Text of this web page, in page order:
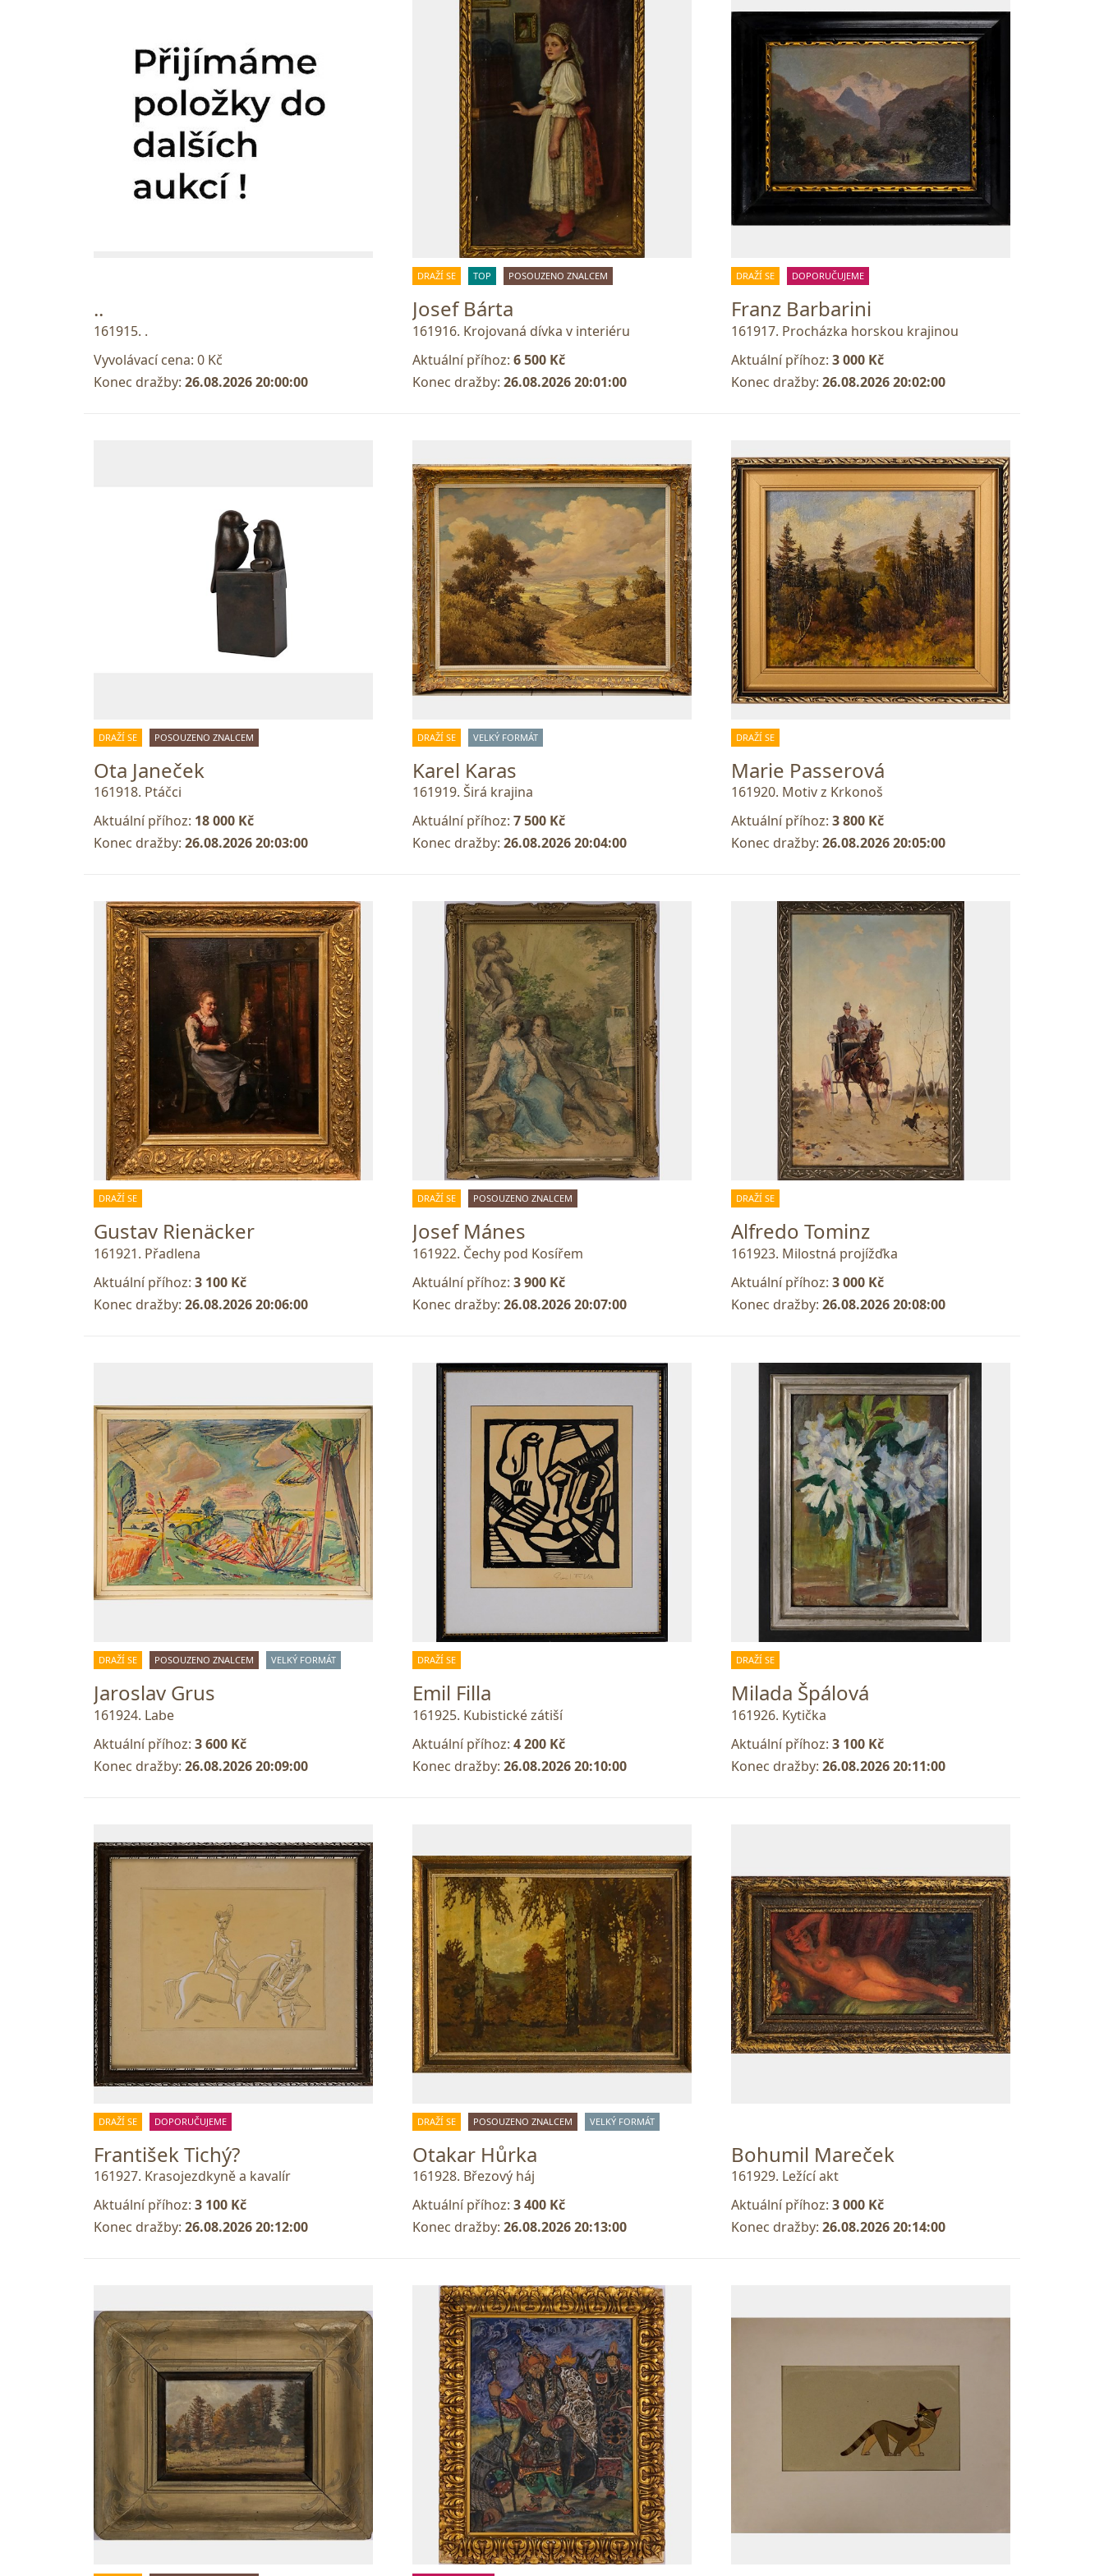
..
161915. .
Vyvolávací cena: 0 Kč
Konec dražby: 26.08.2026 20:00:00
DRAŽÍ SE TOP POSOUZENO ZNALCEM
Josef Bárta
161916. Krojovaná dívka v interiéru
Aktuální příhoz: 6 500 Kč
Konec dražby: 26.08.2026 20:01:00
DRAŽÍ SE DOPORUČUJEME
Franz Barbarini
161917. Procházka horskou krajinou
Aktuální příhoz: 3 000 Kč
Konec dražby: 26.08.2026 20:02:00
DRAŽÍ SE POSOUZENO ZNALCEM
Ota Janeček
161918. Ptáčci
Aktuální příhoz: 18 000 Kč
Konec dražby: 26.08.2026 20:03:00
DRAŽÍ SE VELKÝ FORMÁT
Karel Karas
161919. Širá krajina
Aktuální příhoz: 7 500 Kč
Konec dražby: 26.08.2026 20:04:00
DRAŽÍ SE
Marie Passerová
161920. Motiv z Krkonoš
Aktuální příhoz: 3 800 Kč
Konec dražby: 26.08.2026 20:05:00
DRAŽÍ SE
Gustav Rienäcker
161921. Přadlena
Aktuální příhoz: 3 100 Kč
Konec dražby: 26.08.2026 20:06:00
DRAŽÍ SE POSOUZENO ZNALCEM
Josef Mánes
161922. Čechy pod Kosířem
Aktuální příhoz: 3 900 Kč
Konec dražby: 26.08.2026 20:07:00
DRAŽÍ SE
Alfredo Tominz
161923. Milostná projížďka
Aktuální příhoz: 3 000 Kč
Konec dražby: 26.08.2026 20:08:00
DRAŽÍ SE POSOUZENO ZNALCEM VELKÝ FORMÁT
Jaroslav Grus
161924. Labe
Aktuální příhoz: 3 600 Kč
Konec dražby: 26.08.2026 20:09:00
DRAŽÍ SE
Emil Filla
161925. Kubistické zátiší
Aktuální příhoz: 4 200 Kč
Konec dražby: 26.08.2026 20:10:00
DRAŽÍ SE
Milada Špálová
161926. Kytička
Aktuální příhoz: 3 100 Kč
Konec dražby: 26.08.2026 20:11:00
DRAŽÍ SE DOPORUČUJEME
František Tichý?
161927. Krasojezdkyně a kavalír
Aktuální příhoz: 3 100 Kč
Konec dražby: 26.08.2026 20:12:00
DRAŽÍ SE POSOUZENO ZNALCEM VELKÝ FORMÁT
Otakar Hůrka
161928. Březový háj
Aktuální příhoz: 3 400 Kč
Konec dražby: 26.08.2026 20:13:00
Bohumil Mareček
161929. Ležící akt
Aktuální příhoz: 3 000 Kč
Konec dražby: 26.08.2026 20:14:00